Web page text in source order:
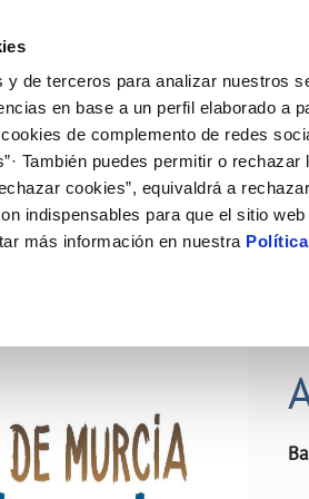
y de terceros para analizar nuestros
en base a un perfil elaborado a
de complemento de redes
También puedes permitir o
cookies”, equivaldrá a
indispensables para que el sitio
más información en nuestra
de titular
de suministro
VER TODAS LAS
Tu Servicio
AL CLIENTE
contacto
Carta
Tu Agua
del agua
consumidor
DE GESTIÓN Y CERTIFICADOS